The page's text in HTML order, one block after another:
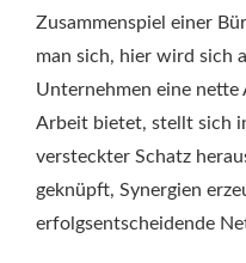
Zusammenspiel einer
man sich, hier wird sich
Unternehmen eine
Arbeit bietet, stellt sich
versteckter Schatz
geknüpft, Synergien
erfolgsentscheidende